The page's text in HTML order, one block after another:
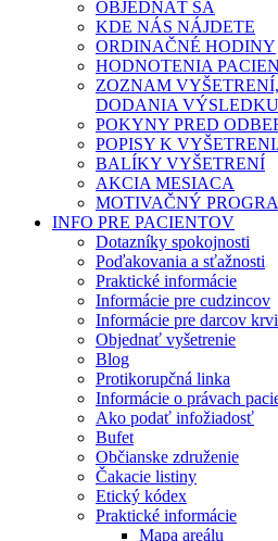
OBJEDNAŤ SA
KDE NÁS NÁJDETE
ORDINAČNÉ HODINY
HODNOTENIA
ZOZNAM
DODANIA VÝSLEDKU
POKYNY PRED
POPISY K
BALÍKY VYŠETRENÍ
AKCIA MESIACA
MOTIVAČNÝ
INFO PRE PACIENTOV
Dotazníky spokojnosti
Poďakovania a sťažnosti
Praktické informácie
Informácie pre cudzincov
Informácie pre darcov krvi
Objednať vyšetrenie
Blog
Protikorupčná linka
Informácie o právach
Ako podať infožiadosť
Bufet
Občianske združenie
Čakacie listiny
Etický kódex
Praktické informácie
Mapa areálu